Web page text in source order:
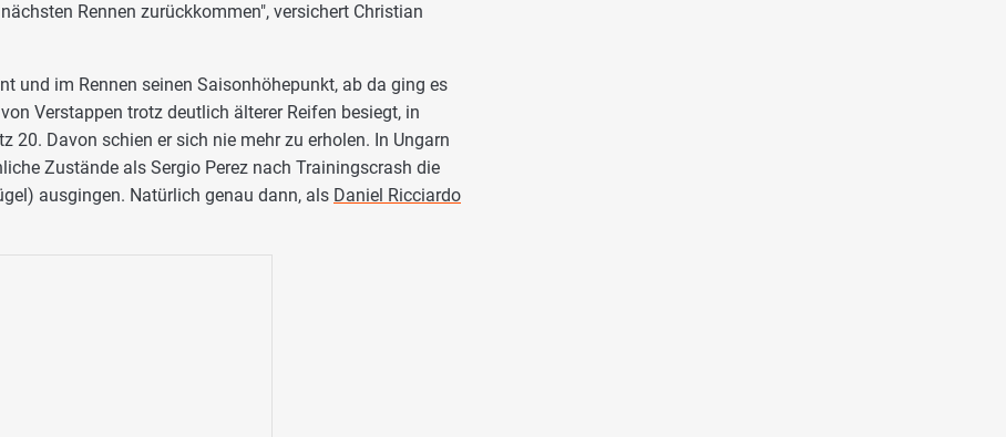
Rennen zurückkommen", versichert Christian
und im Rennen seinen Saisonhöhepunkt, ab da ging es
Verstappen trotz deutlich älterer Reifen besiegt, in
20. Davon schien er sich nie mehr zu erholen. In Ungarn
Zustände als Sergio Perez nach Trainingscrash die
ausgingen. Natürlich genau dann, als Daniel Ricciardo